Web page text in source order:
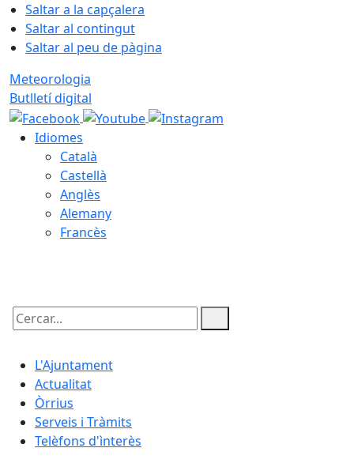
Saltar a la capçalera
Saltar al contingut
Saltar al peu de pàgina
Meteorologia
Butlletí digital
Idiomes
Català
Castellà
Anglès
Alemany
Francès
Cercar:
L'Ajuntament
Actualitat
Òrrius
Serveis i Tràmits
Telèfons d'ìnterès